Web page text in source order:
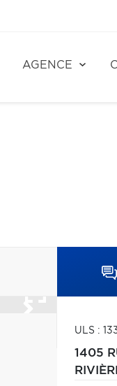
AGENCE
ULS :
1405